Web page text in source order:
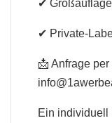
✔
✔ Private-
📩 Anfrage per
Ein individuell